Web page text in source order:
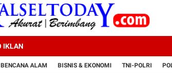
IKLAN
BENCANA ALAM BISNIS & EKONOMI TNI-POLRI